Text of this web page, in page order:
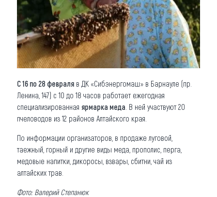
С 16 по 28 февраля в ДК «Сибэнергомаш» в Барнауле (пр.
Ленина, 147) с 10 до 18 часов работает ежегодная
специализированная ярмарка меда . В ней участвуют 20
пчеловодов из 12 районов Алтайского края.
По информации организаторов, в продаже луговой,
таежный, горный и другие виды меда, прополис, перга,
медовые напитки, дикоросы, взвары, сбитни, чай из
алтайских трав.
Фото: Валерий Степанюк